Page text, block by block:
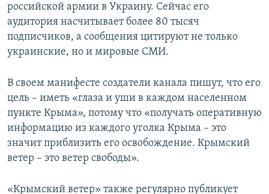
российской армии в Украину. Сейчас его
аудитория насчитывает более 80 тысяч
подписчиков, а сообщения цитируют не только
украинские, но и мировые СМИ.
В своем манифесте создатели канала пишут, что его
цель – иметь «глаза и уши в каждом населенном
пункте Крыма», потому что «получать оперативную
информацию из каждого уголка Крыма – это
значит приблизить его освобождение. Крымский
ветер – это ветер свободы».
«Крымский ветер» также регулярно публикует